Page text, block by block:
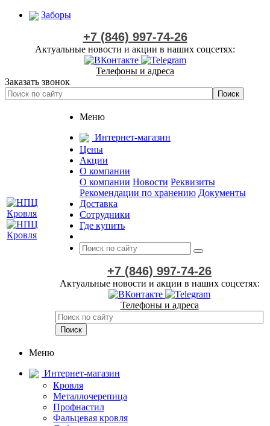
Заборы
+7 (846) 997-74-26
Актуальные новости и акции в наших соцсетях:
Телефоны и адреса
Заказать звонок
Меню
Интернет-магазин
Цены
Акции
О компании
О компании Новости Реквизиты
Рекомендации по хранению Документы
Доставка
Сотрудники
Где купить
+7 (846) 997-74-26
Актуальные новости и акции в наших соцсетях:
Телефоны и адреса
Меню
Интернет-магазин
Кровля
Металлочерепица
Профнастил
Фальцевая кровля